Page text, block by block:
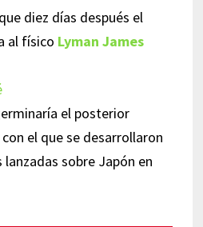
diez días después el
al físico Lyman James
el posterior
el que se desarrollaron
sobre Japón en